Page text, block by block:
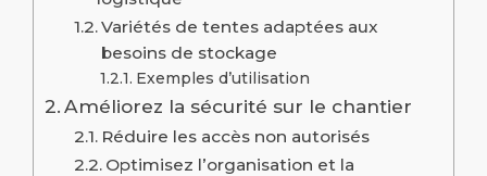
Variétés de tentes adaptées aux
besoins de stockage
Exemples d’utilisation
Améliorez la sécurité sur le chantier
Réduire les accès non autorisés
Optimisez l’organisation et la